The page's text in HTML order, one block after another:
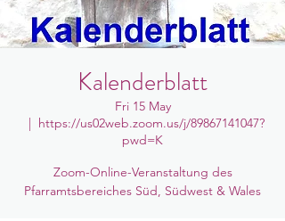
Kalenderblatt
Fri 15 May
  |
https://us02web.zoom.us/j/89867141047?
pwd=K
Zoom-Online-Veranstaltung des
Pfarramtsbereiches Süd, Südwest & Wales